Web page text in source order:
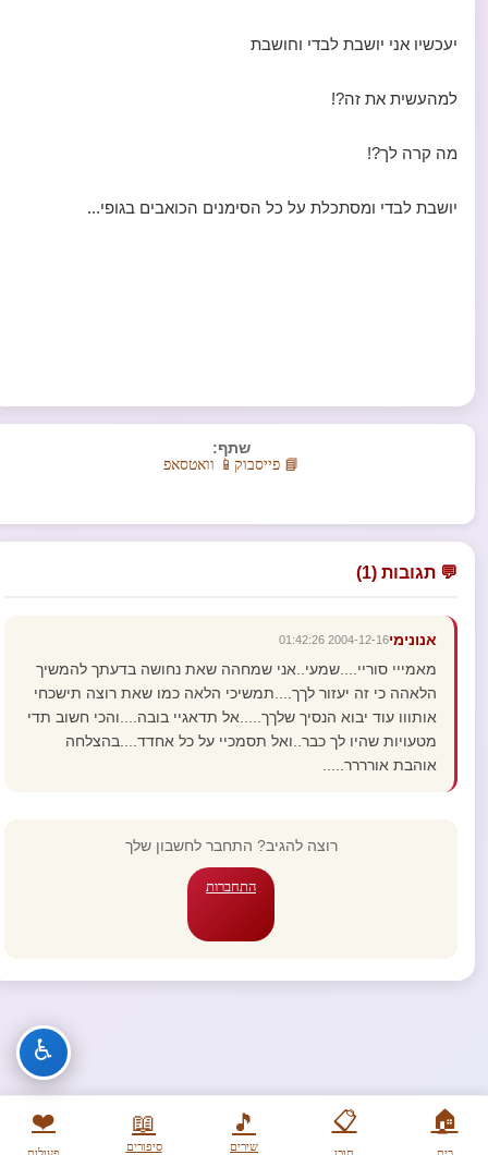
🏠
📋
🎵
שירים
📖
סיפורים
❤️
יעכשיו אני יושבת לבדי וחושבת
למהעשית את זה?!
מה קרה לך?!
יושבת לבדי ומסתכלת על כל הסימנים הכואבים בגופי...
שתף:
📘 פייסבוק 📱 וואטסאפ
💬 תגובות (1)
אנונימי2004-12-16 01:42:26
מאמייי סוריי....שמעי..אני שמחהה שאת נחושה בדעתך להמשיך
הלאהה כי זה יעזור לךך....תמשיכי הלאה כמו שאת רוצה תישכחי
אותווו עוד יבוא הנסיך שלךך.....אל תדאגיי בובה....והכי חשוב תדי
מטעויות שהיו לך כבר..ואל תסמכיי על כל אחדד....בהצלחה
אוהבת אורררר.....
רוצה להגיב? התחבר לחשבון שלך
התחברות
♿